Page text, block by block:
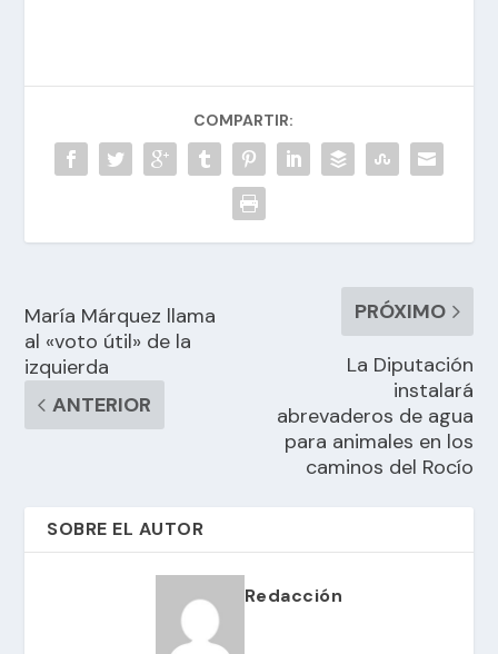
COMPARTIR:
María Márquez llama
al «voto útil» de la
izquierda
ANTERIOR
PRÓXIMO
La Diputación
instalará
abrevaderos de agua
para animales en los
caminos del Rocío
SOBRE EL AUTOR
Redacción